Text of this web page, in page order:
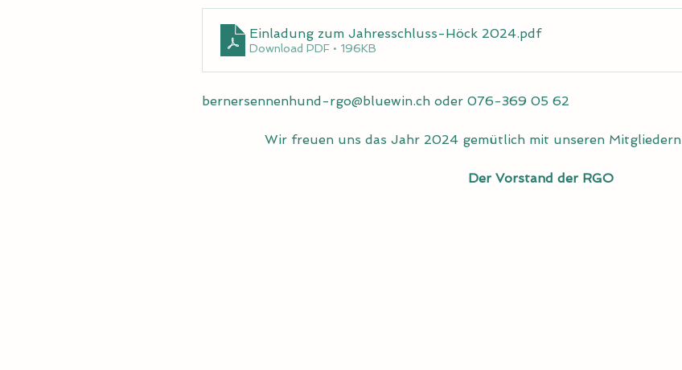
Einladung zum Jahresschluss-Höck 2024.pdf
Download PDF • 196KB
bernersennenhund-rgo@bluewin.ch oder 076-369 05 62
Wir freuen uns das Jahr 2024 gemütlich mit unseren
Der Vorstand der RGO